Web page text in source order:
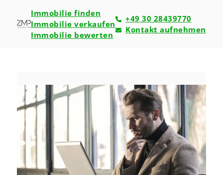
Immobilie finden
Immobilie verkaufen
Immobilie bewerten
+49 30 28439770
Kontakt aufnehmen